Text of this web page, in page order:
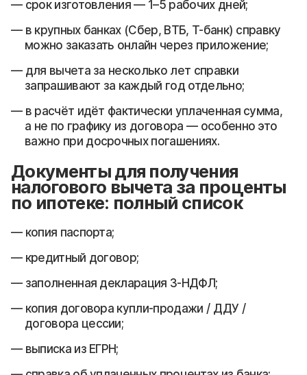
срок изготовления — 1–5 рабочих дней;
в крупных банках (Сбер, ВТБ, Т-банк) справку
можно заказать онлайн через приложение;
для вычета за несколько лет справки
запрашивают за каждый год отдельно;
в расчёт идёт фактически уплаченная сумма,
а не по графику из договора — особенно это
важно при досрочных погашениях.
Документы для получения
налогового вычета за проценты
по ипотеке: полный список
копия паспорта;
кредитный договор;
заполненная декларация 3-НДФЛ;
копия договора купли-продажи / ДДУ /
договора цессии;
выписка из ЕГРН;